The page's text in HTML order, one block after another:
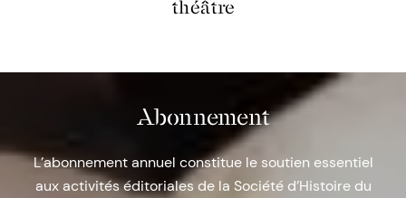
théâtre
Abonnement
L’abonnement annuel constitue le soutien essentiel
aux activités éditoriales de la Société d’Histoire du